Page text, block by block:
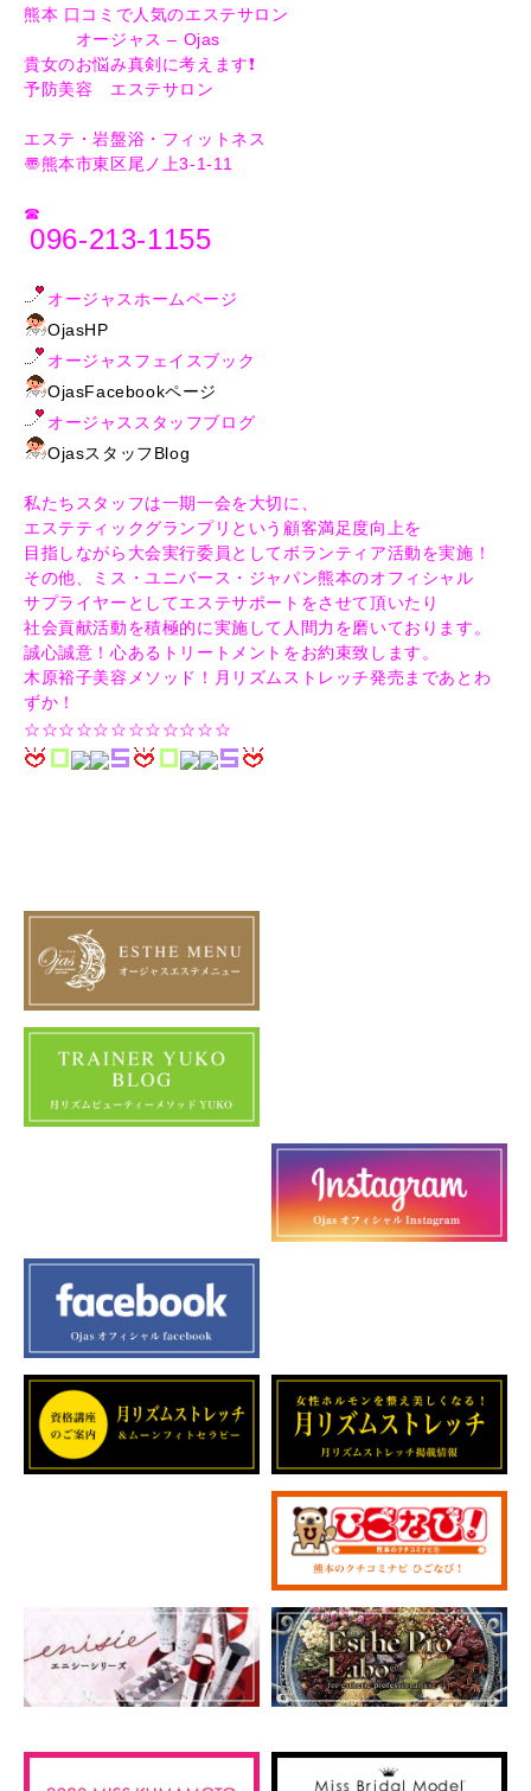
熊本 口コミで人気のエステサロン
オージャス – Ojas
貴女のお悩み真剣に考えます❗️
予防美容 エステサロン
エステ・岩盤浴・フィットネス
〠熊本市東区尾ノ上3-1-11
☎
096-213-1155
オージャスホームページ
OjasHP
オージャスフェイスブック
OjasFacebookページ
オージャススタッフブログ
OjasスタッフBlog
私たちスタッフは一期一会を大切に、
エステティックグランプリという顧客満足度向上を
目指しながら大会実行委員としてボランティア活動を実施！
その他、ミス・ユニバース・ジャパン熊本のオフィシャル
サプライヤーとしてエステサポートをさせて頂いたり
社会貢献活動を積極的に実施して人間力を磨いております。
誠心誠意！心あるトリートメントをお約束致します。
木原裕子美容メソッド！月リズムストレッチ発売まであとわ
ずか！
☆☆☆☆☆☆☆☆☆☆☆☆